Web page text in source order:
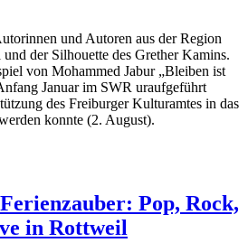
und Autoren aus der Region
der Silhouette des Grether Kamins.
von Mohammed Jabur „Bleiben ist
Januar im SWR uraufgeführt
des Freiburger Kulturamtes in das
konnte (2. August).
Pop, Rock,
in Rottweil